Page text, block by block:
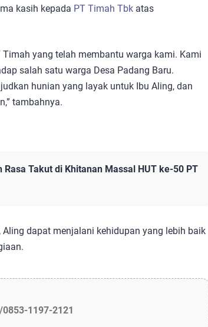
kasih kepada PT Timah Tbk atas
yang telah membantu warga kami. Kami
salah satu warga Desa Padang Baru.
hunian yang layak untuk Ibu Aling, dan
tambahnya.
Takut di Khitanan Massal HUT ke-50 PT
dapat menjalani kehidupan yang lebih baik
1197-2121